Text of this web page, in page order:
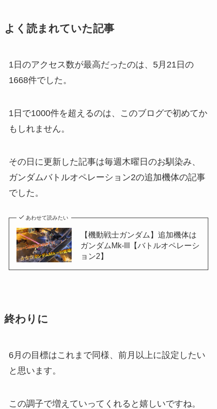
よく読まれていた記事
1日のアクセス数が最高だったのは、5月21日の
1668件でした。
1日で1000件を超えるのは、このブログで初めてか
もしれません。
その日に更新した記事は毎週木曜日のお馴染み、
ガンダムバトルオペレーション2の追加機体の記事
でした。
あわせて読みたい
【機動戦士ガンダム】追加機体は
ガンダムMk-III【バトルオペレーシ
ョン2】
終わりに
6月の目標はこれまで同様、前月以上に設定したい
と思います。
この調子で増えていってくれると嬉しいですね。